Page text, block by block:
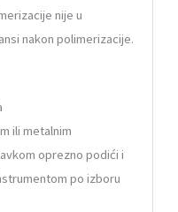
nije u
nakon polimerizacije.
ili metalnim
oprezno podići i
po izboru